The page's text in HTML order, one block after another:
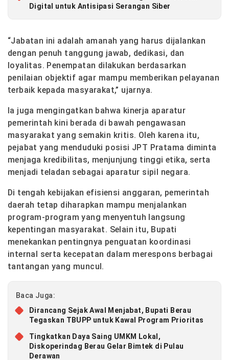
Digital untuk Antisipasi Serangan Siber
“Jabatan ini adalah amanah yang harus dijalankan
dengan penuh tanggung jawab, dedikasi, dan
loyalitas. Penempatan dilakukan berdasarkan
penilaian objektif agar mampu memberikan pelayanan
terbaik kepada masyarakat,” ujarnya.
Ia juga mengingatkan bahwa kinerja aparatur
pemerintah kini berada di bawah pengawasan
masyarakat yang semakin kritis. Oleh karena itu,
pejabat yang menduduki posisi JPT Pratama diminta
menjaga kredibilitas, menjunjung tinggi etika, serta
menjadi teladan sebagai aparatur sipil negara.
Di tengah kebijakan efisiensi anggaran, pemerintah
daerah tetap diharapkan mampu menjalankan
program-program yang menyentuh langsung
kepentingan masyarakat. Selain itu, Bupati
menekankan pentingnya penguatan koordinasi
internal serta kecepatan dalam merespons berbagai
tantangan yang muncul.
Baca Juga:
Dirancang Sejak Awal Menjabat, Bupati Berau
Tegaskan TBUPP untuk Kawal Program Prioritas
Tingkatkan Daya Saing UMKM Lokal,
Diskoperindag Berau Gelar Bimtek di Pulau
Derawan